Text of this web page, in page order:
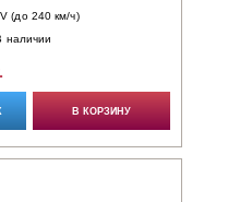
V (до 240 км/ч)
наличии
В КОРЗИНУ